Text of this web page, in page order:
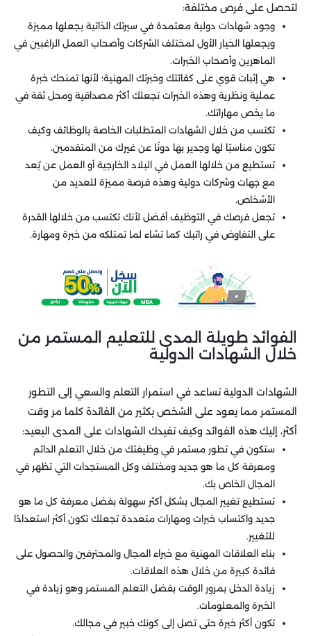
لتحصل على فرص مختلفة:
وجود شهادات دولية معتمدة في سيرتك الذاتية يجعلها مميزة
ويجعلها الخيار الأول لمختلف الشركات وأصحاب العمل الراغبين في
الماهرين وأصحاب الخبرات.
هي إثبات قوي على كفائتك وخبرتك المهنية؛ لأنها تمنحك خبرة
عملية ونظرية وهذه الخبرات تجعلك أكثر مصداقية ومحل ثقة في
ما يخص مهاراتك.
تكتسب من خلال الشهادات المتطلبات الخاصة بالوظائف وكيف
تكون مناسبًا لها وجدير بها دونًا عن غيرك من المتقدمين.
تستطيع من خلالها العمل في البلاد الخارجية أو العمل عن بُعد
مع جهات وشركات دولية وهذه فرصة مميزة للعديد من
الأشخاص.
تجعل فرصك في التوظيف أفضل لأنك تكتسب من خلالها القدرة
على التفاوض في راتبك كما تشاء لما تمتلكه من خبرة ومهارة.
الفوائد طويلة المدى للتعليم المستمر من
خلال الشهادات الدولية
الشهادات الدولية تساعد في استمرار التعلم والسعي إلى التطور
المستمر مما يعود على الشخص بكثير من الفائدة كلما مر وقت
أكثر، إليك هذه الفوائد وكيف تفيدك الشهادات على المدى البعيد:
ستكون في تطور مستمر في وظيفتك من خلال التعلم الدائم
ومعرفة كل ما هو جديد ومختلف وكل المستجدات التي تظهر في
المجال الخاص بك.
تستطيع تغيير المجال بشكل أكثر سهولة بفضل معرفة كل ما هو
جديد واكتساب خبرات ومهارات متعددة تجعلك تكون أكثر استعدادًا
للتغيير.
بناء العلاقات المهنية مع خبراء المجال والمحترفين والحصول على
فائدة كبيرة من خلال هذه العلاقات.
زيادة الدخل بمرور الوقت بفضل التعلم المستمر وهو زيادة في
الخبرة والمعلومات.
تكون أكثر خبرة حتى تصل إلى كونك خبير في مجالك.